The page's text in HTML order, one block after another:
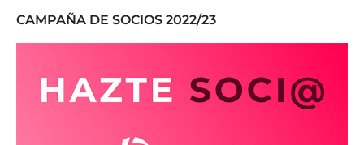
CAMPAÑA DE SOCIOS 2022/23